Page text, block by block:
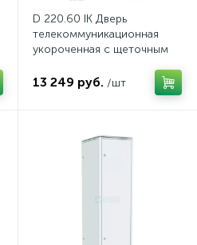
D 220.60 IK Дверь
телекоммуникационная
укороченная с щеточным
13 249 руб. /шт